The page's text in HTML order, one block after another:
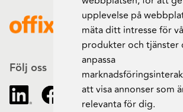
upplevelse på
mäta ditt intresse för
produkter och tjänster
anpassa
att visa annonser som
relevanta för dig.
Följ oss